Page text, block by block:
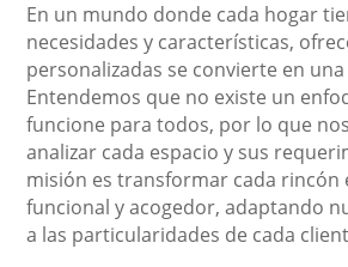
En un mundo donde cada hogar
necesidades y características,
personalizadas se convierte en
Entendemos que no existe un
funcione para todos, por lo que
analizar cada espacio y sus
misión es transformar cada rincón
funcional y acogedor, adaptando
a las particularidades de cada